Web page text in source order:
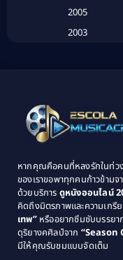
2005
2003
1995
1993
1989
1987
1985
1983
หากคุณคือคนที่หลงรักในท่วง
ของเราขอพาทุกคนก้าวข้าม
ด้วยบริการ ดูหนังออนไลน์
คิดถึงมิตรภาพและความเกรี
เทพ”หรืออยากซึมซับบรรยา
ดุริยางคศิลป์จาก “Season
มีให้คุณรับชมแบบจัดเต็ม